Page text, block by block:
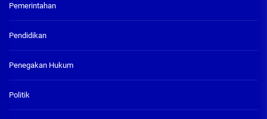
Pemerintahan
Pendidikan
Penegakan Hukum
Politik